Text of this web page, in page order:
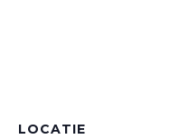
LOCATIE